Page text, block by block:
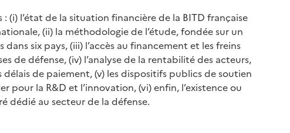
: (i) l’état de la situation financière de la BITD française
(ii) la méthodologie de l’étude, fondée sur un
six pays, (iii) l’accès au financement et les freins
de défense, (iv) l’analyse de la rentabilité des acteurs,
délais de paiement, (v) les dispositifs publics de soutien
pour la R&D et l’innovation, (vi) enfin, l’existence ou
dédié au secteur de la défense.